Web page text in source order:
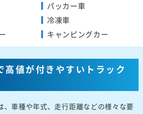
パッカー車
冷凍車
キャンピングカー
高値が付きやすいトラック
、車種や年式、走行距離などの様々な要